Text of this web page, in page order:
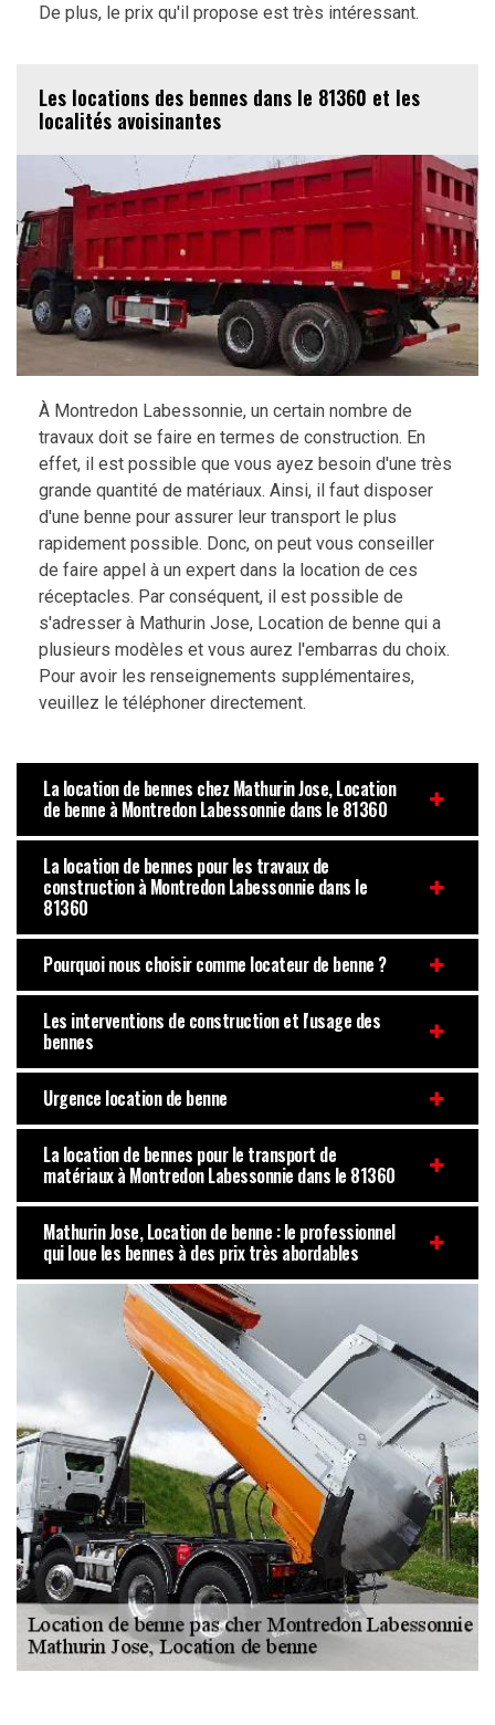
De plus, le prix qu'il propose est très intéressant.
Les locations des bennes dans le 81360 et les
localités avoisinantes
À Montredon Labessonnie, un certain nombre de
travaux doit se faire en termes de construction. En
effet, il est possible que vous ayez besoin d'une très
grande quantité de matériaux. Ainsi, il faut disposer
d'une benne pour assurer leur transport le plus
rapidement possible. Donc, on peut vous conseiller
de faire appel à un expert dans la location de ces
réceptacles. Par conséquent, il est possible de
s'adresser à Mathurin Jose, Location de benne qui a
plusieurs modèles et vous aurez l'embarras du choix.
Pour avoir les renseignements supplémentaires,
veuillez le téléphoner directement.
La location de bennes chez Mathurin Jose, Location
de benne à Montredon Labessonnie dans le 81360
La location de bennes pour les travaux de
construction à Montredon Labessonnie dans le
81360
Pourquoi nous choisir comme locateur de benne ?
Les interventions de construction et l'usage des
bennes
Urgence location de benne
La location de bennes pour le transport de
matériaux à Montredon Labessonnie dans le 81360
Mathurin Jose, Location de benne : le professionnel
qui loue les bennes à des prix très abordables